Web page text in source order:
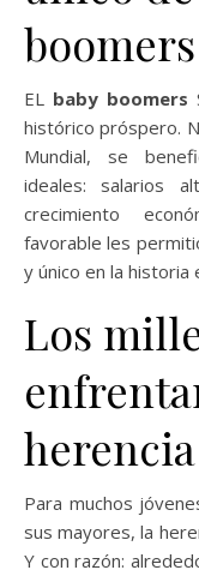
boomers
EL baby boomers
histórico próspero.
Mundial, se
ideales: salarios
crecimiento
favorable les
y único en la historia
Los
Para muchos
sus mayores, la
Y con razón: